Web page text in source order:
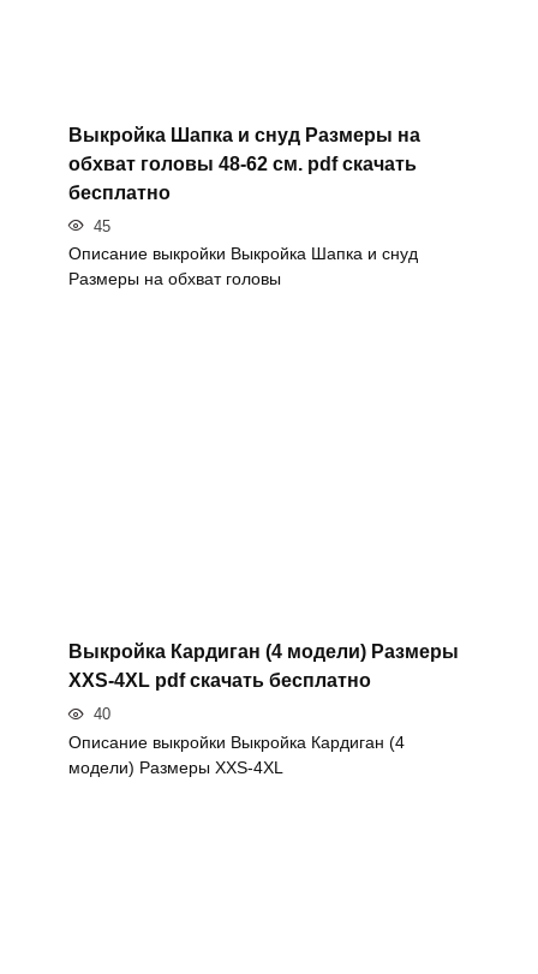
Выкройка Шапка и снуд Размеры на
обхват головы 48-62 см. pdf скачать
бесплатно
45
Описание выкройки Выкройка Шапка и снуд
Размеры на обхват головы
Выкройка Кардиган (4 модели) Размеры
XXS-4XL pdf скачать бесплатно
40
Описание выкройки Выкройка Кардиган (4
модели) Размеры XXS-4XL